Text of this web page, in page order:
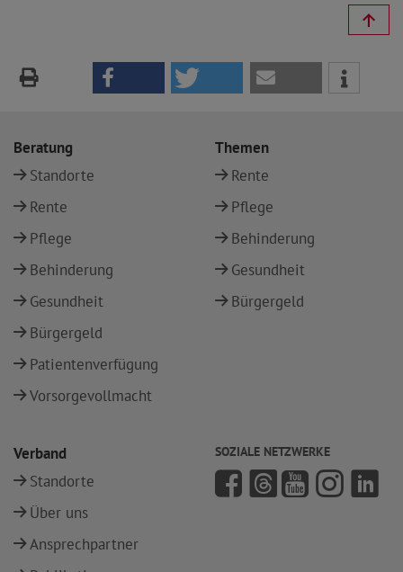
Beratung
Standorte
Rente
Pflege
Behinderung
Gesundheit
Bürgergeld
Patientenverfügung
Vorsorgevollmacht
Themen
Rente
Pflege
Behinderung
Gesundheit
Bürgergeld
Verband
Standorte
Über uns
Ansprechpartner
SOZIALE NETZWERKE